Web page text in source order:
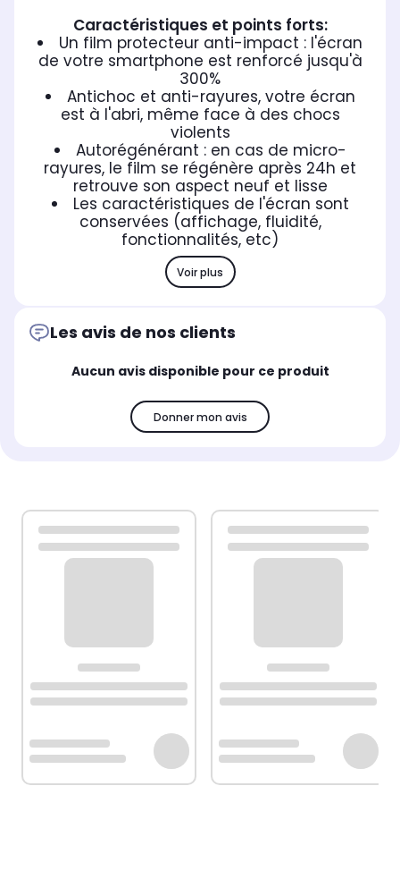
Caractéristiques et points forts:
Un film protecteur anti-impact : l'écran
de votre smartphone est renforcé jusqu'à
300%
Antichoc et anti-rayures, votre écran
est à l'abri, même face à des chocs
violents
Autorégénérant : en cas de micro-
rayures, le film se régénère après 24h et
retrouve son aspect neuf et lisse
Les caractéristiques de l'écran sont
conservées (affichage, fluidité,
fonctionnalités, etc)
Voir plus
Les avis de nos clients
Aucun avis disponible pour ce produit
Donner mon avis